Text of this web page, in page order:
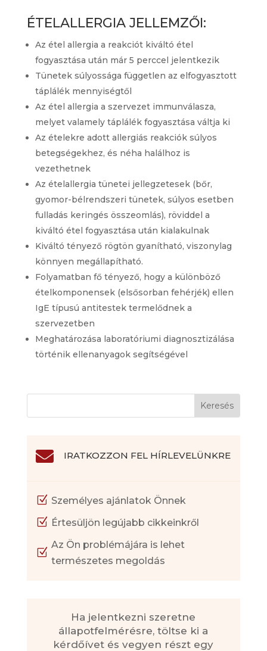
ÉTELALLERGIA JELLEMZŐI:
Az étel allergia a reakciót kiváltó étel
fogyasztása után már 5 perccel jelentkezik
Tünetek súlyossága független az elfogyasztott
táplálék mennyiségtől
Az étel allergia a szervezet immunválasza,
melyet valamely táplálék fogyasztása váltja ki
Az ételekre adott allergiás reakciók súlyos
betegségekhez, és néha halálhoz is
vezethetnek
Az ételallergia tünetei jellegzetesek (bőr,
gyomor-bélrendszeri tünetek, súlyos esetben
fulladás keringés összeomlás), röviddel a
kiváltó étel fogyasztása után kialakulnak
Kiváltó tényező rögtön gyanítható, viszonylag
könnyen megállapítható.
Folyamatban fő tényező, hogy a különböző
ételkomponensek (elsősorban fehérjék) ellen
IgE típusú antitestek termelődnek a
szervezetben
Meghatározása laboratóriumi diagnosztizálása
történik ellenanyagok segítségével
 IRATKOZZON FEL HÍRLEVELÜNKRE
Z Személyes ajánlatok Önnek
Z Értesüljön legújabb cikkeinkről
Z
Az Ön problémájára is lehet
természetes megoldás
Ha jelentkezni szeretne
állapotfelmérésre, töltse ki a
kérdőívet és vegyen részt egy